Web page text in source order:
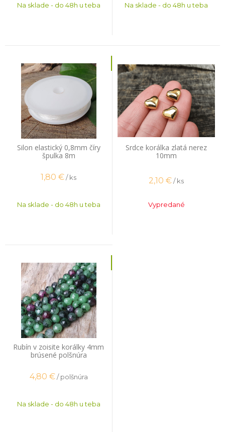
Na sklade - do 48h u teba Na sklade - do 48h u teba
Silon elastický 0,8mm číry
špulka 8m
1,80 €/ ks
Na sklade - do 48h u teba
Srdce korálka zlatá nerez
10mm
2,10 €/ ks
Vypredané
Rubín v zoisite korálky 4mm
brúsené polšnúra
4,80 € / polšnúra
Na sklade - do 48h u teba